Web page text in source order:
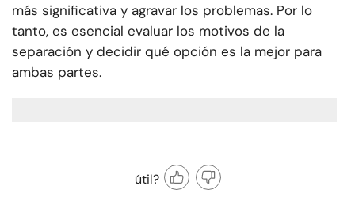
más significativa y agravar los problemas. Por lo
tanto, es esencial evaluar los motivos de la
separación y decidir qué opción es la mejor para
ambas partes.
útil?